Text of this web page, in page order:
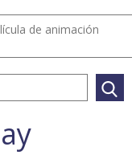
de animación